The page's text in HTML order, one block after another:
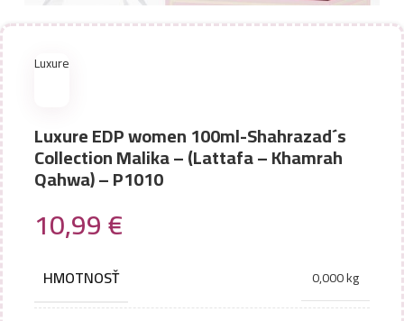
Luxure
Luxure EDP women 100ml-Shahrazad´s
Collection Malika – (Lattafa – Khamrah
Qahwa) – P1010
10,99€
HMOTNOSŤ 0,000 kg